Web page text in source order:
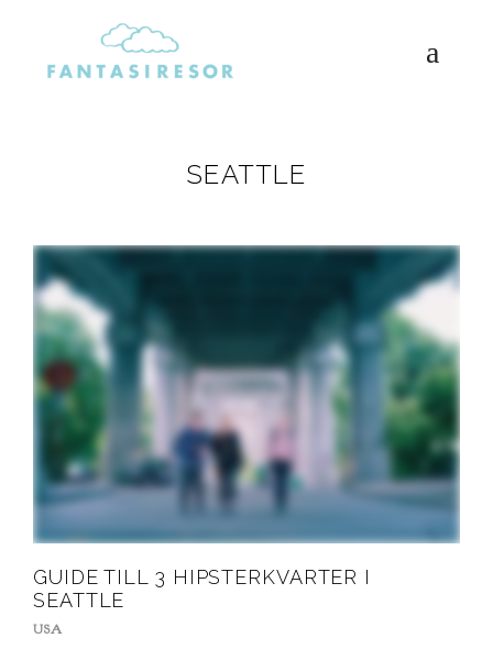
SEATTLE
GUIDE TILL 3 HIPSTERKVARTER I
SEATTLE
USA